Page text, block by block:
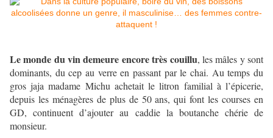
Le monde du vin demeure encore très couillu, les mâles y sont
dominants, du cep au verre en passant par le chai. Au temps du
gros jaja madame Michu achetait le litron familial à l’épicerie,
depuis les ménagères de plus de 50 ans, qui font les courses en
GD, continuent d’ajouter au caddie la boutanche chérie de
monsieur.